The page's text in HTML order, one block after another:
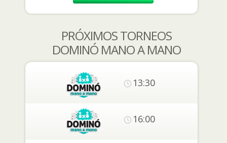
PRÓXIMOS TORNEOS
DOMINÓ MANO A MANO
13:30
16:00